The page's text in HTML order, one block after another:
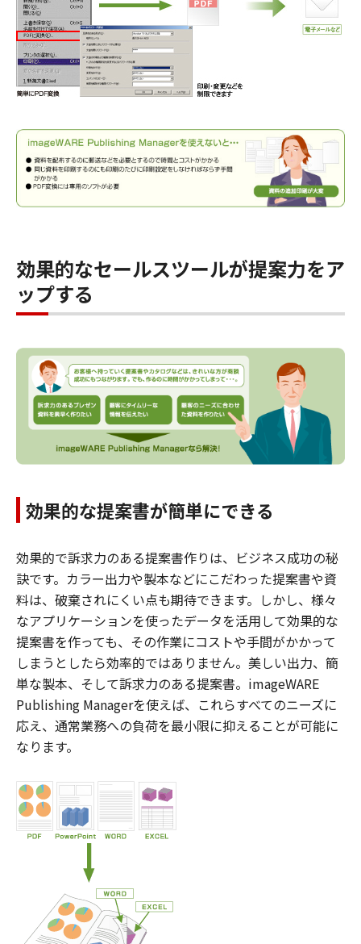
効果的なセールスツールが提案力をア
ップする
効果的な提案書が簡単にできる
効果的で訴求力のある提案書作りは、ビジネス成功の秘
訣です。カラー出力や製本などにこだわった提案書や資
料は、破棄されにくい点も期待できます。しかし、様々
なアプリケーションを使ったデータを活用して効果的な
提案書を作っても、その作業にコストや手間がかかって
しまうとしたら効率的ではありません。美しい出力、簡
単な製本、そして訴求力のある提案書。imageWARE
Publishing Managerを使えば、これらすべてのニーズに
応え、通常業務への負荷を最小限に抑えることが可能に
なります。